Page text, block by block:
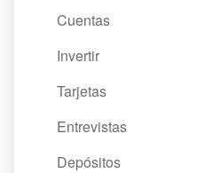
Cuentas
Invertir
Tarjetas
Entrevistas
Depósitos